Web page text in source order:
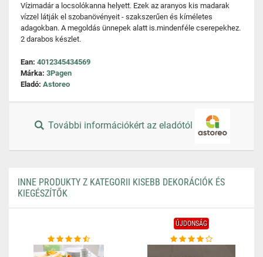
Vízimadár a locsolókanna helyett. Ezek az aranyos kis madarak
vízzel látják el szobanövényeit - szakszerűen és kíméletes
adagokban. A megoldás ünnepek alatt is.mindenféle cserepekhez.
2 darabos készlet.
Ean: 4012345434569
Márka: 3Pagen
Eladó: Astoreo
További információkért az eladótól
INNE PRODUKTY Z KATEGORII KISEBB DEKORÁCIÓK ÉS
KIEGÉSZÍTŐK
ÚJDONSÁG